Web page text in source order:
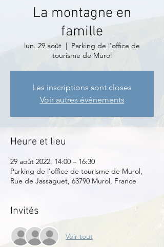
La montagne en
famille
lun. 29 août
  |
Parking de l'office de
tourisme de Murol
Les inscriptions sont closes
Voir autres événements
Heure et lieu
29 août 2022, 14:00 – 16:30
Parking de l'office de tourisme de Murol,
Rue de Jassaguet, 63790 Murol, France
Invités
Voir tout